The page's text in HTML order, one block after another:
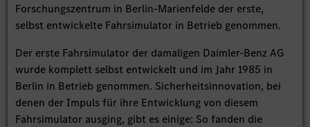
Forschungszentrum in Berlin-Marienfelde der erste,
selbst entwickelte Fahrsimulator in Betrieb genommen.
Der erste Fahrsimulator der damaligen Daimler-Benz AG
wurde komplett selbst entwickelt und im Jahr 1985 in
Berlin in Betrieb genommen. Sicherheitsinnovation, bei
denen der Impuls für ihre Entwicklung von diesem
Fahrsimulator ausging, gibt es einige: So fanden die